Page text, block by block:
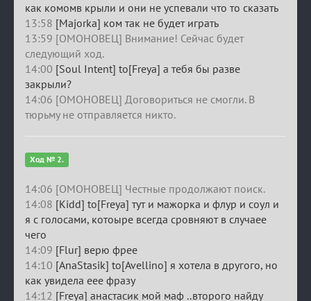
как комомв крыли и они не успевали что то сказать
13:58 [Majorka] ком так не будет играть
13:59 [ОМОНОВЕЦ] Внимание! Сейчас будет
следующий ход.
14:00 [Soul Intent] to[Freya] а тебя бы разве
закрыли?
14:06 [ОМОНОВЕЦ] Договориться не смогли. В
тюрьму не отправляется никто.
Ход № 2.
14:06 [ОМОНОВЕЦ] Честные продолжают поиск.
14:08 [Kidd] to[Freya] тут и мажорка и флур и соул и
я с голосами, котоыре всегда сровняют в случаее
чего
14:09 [Flur] верю фрее
14:10 [AnaStasik] to[Avellino] я хотела в другого, но
как увидела еее фразу
14:12 [Freya] анастасик мой маф ..второго найду